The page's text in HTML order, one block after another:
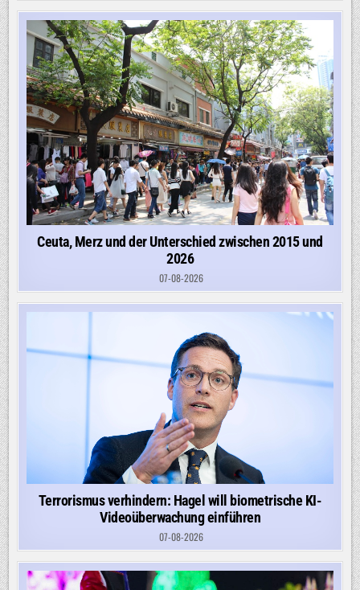
Ceuta, Merz und der Unterschied zwischen 2015 und
2026
07-08-2026
Terrorismus verhindern: Hagel will biometrische KI-
Videoüberwachung einführen
07-08-2026